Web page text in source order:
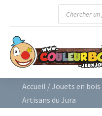
Recherche
produits
Accueil / Jouets en bois
Artisans du Jura